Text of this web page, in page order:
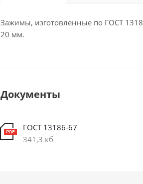
Зажимы, изготовленные по ГОСТ
20 мм.
Документы
ГОСТ 13186-67
341,3 кб